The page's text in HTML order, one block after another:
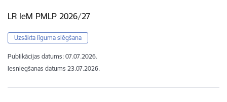
LR IeM PMLP 2026/27
Uzsākta līguma slēgšana
Publikācijas datums: 07.07.2026.
Iesniegšanas datums 23.07.2026.